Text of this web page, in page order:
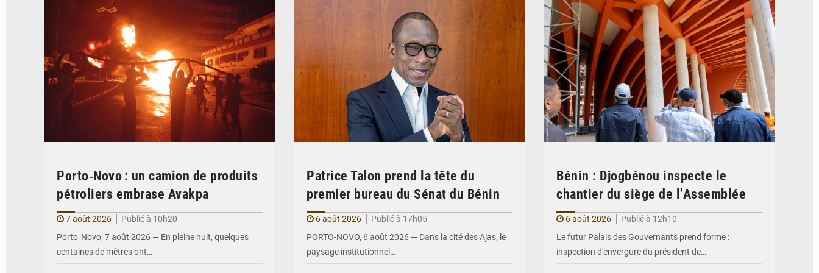
Porto‑Novo : un camion de produits
pétroliers embrase Avakpa
7 août 2026
Publié à 10h20
Porto‑Novo, 7 août 2026 — En pleine nuit, quelques
centaines de mètres ont…
Patrice Talon prend la tête du
premier bureau du Sénat du Bénin
6 août 2026
Publié à 17h05
PORTO-NOVO, 6 août 2026 — Dans la cité des Ajas, le
paysage institutionnel…
Bénin : Djogbénou inspecte le
chantier du siège de l’Assemblée
6 août 2026
Publié à 12h10
Le futur Palais des Gouvernants prend forme :
inspection d'envergure du président de…